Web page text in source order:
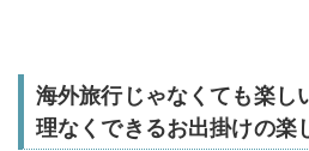
海外旅行じゃなくても楽
理なくできるお出掛けの楽